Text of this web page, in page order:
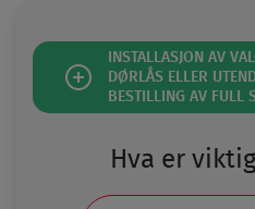
INSTALLASJON AV
DØRLÅS ELLER
BESTILLING AV FULL
Hva er